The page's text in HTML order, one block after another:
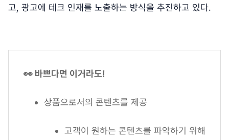
고, 광고에 테크 인재를 노출하는 방식을 추진하고 있다.
👀 바쁘다면 이거라도!
상품으로서의 콘텐츠를 제공
고객이 원하는 콘텐츠를 파악하기 위해